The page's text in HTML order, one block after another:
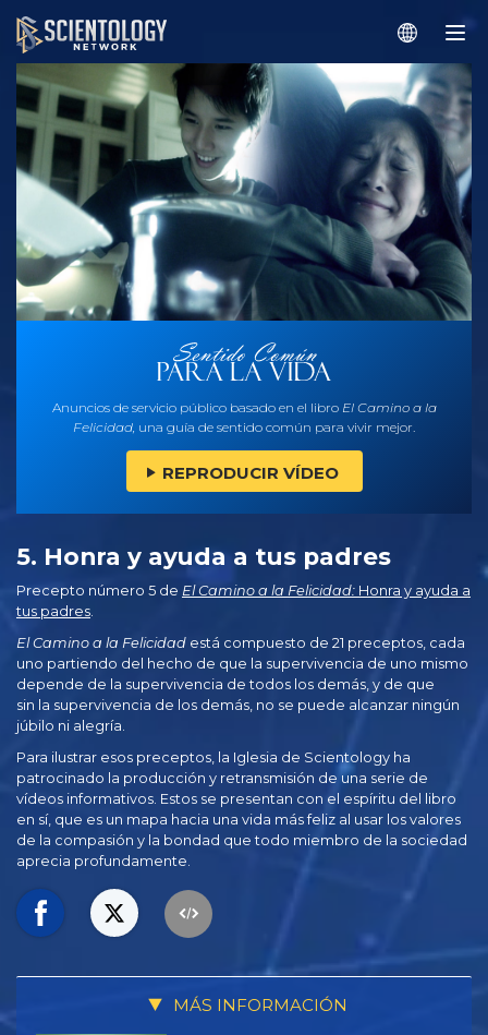
Anuncios de servicio público basado en el libro El Camino a la
Felicidad, una guía de sentido común para vivir mejor.
REPRODUCIR VÍDEO
5. Honra y ayuda a tus padres
Precepto número 5 de El Camino a la Felicidad: Honra y ayuda a
tus padres.
El Camino a la Felicidad está compuesto de 21 preceptos, cada
uno partiendo del hecho de que la supervivencia de uno mismo
depende de la supervivencia de todos los demás, y de que
sin la supervivencia de los demás, no se puede alcanzar ningún
júbilo ni alegría.
Para ilustrar esos preceptos, la Iglesia de Scientology ha
patrocinado la producción y retransmisión de una serie de
vídeos informativos. Estos se presentan con el espíritu del libro
en sí, que es un mapa hacia una vida más feliz al usar los valores
de la compasión y la bondad que todo miembro de la sociedad
aprecia profundamente.
MÁS INFORMACIÓN